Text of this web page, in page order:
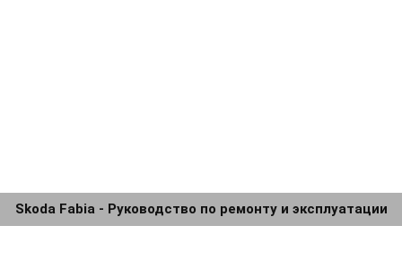
Skoda Fabia - Руководство по ремонту и эксплуатации